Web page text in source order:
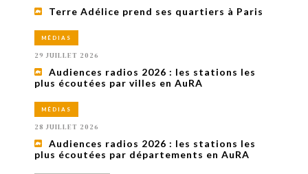
Terre Adélice prend ses quartiers à Paris
MÉDIAS
29 JUILLET 2026
Audiences radios 2026 : les stations les
plus écoutées par villes en AuRA
MÉDIAS
28 JUILLET 2026
Audiences radios 2026 : les stations les
plus écoutées par départements en AuRA